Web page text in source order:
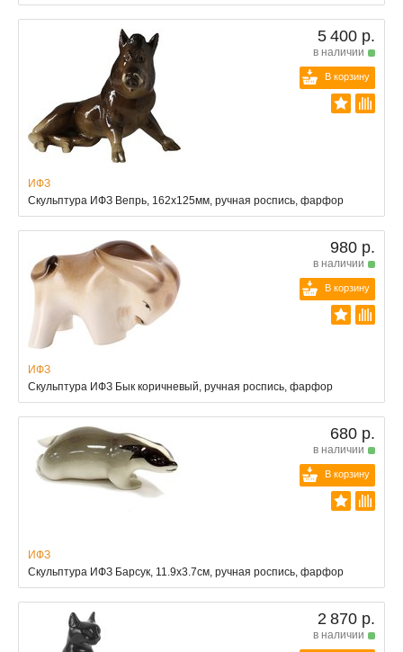
5 400 р.
в наличии
В корзину
ИФЗ
Скульптура ИФЗ Вепрь, 162x125мм, ручная роспись, фарфор
980 р.
в наличии
В корзину
ИФЗ
Скульптура ИФЗ Бык коричневый, ручная роспись, фарфор
680 р.
в наличии
В корзину
ИФЗ
Скульптура ИФЗ Барсук, 11.9x3.7см, ручная роспись, фарфор
2 870 р.
в наличии